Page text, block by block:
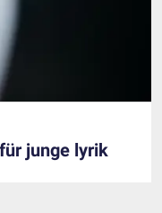
junge lyrik